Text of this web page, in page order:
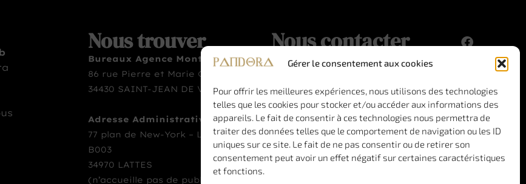
Gérer le consentement aux cookies
Pour offrir les meilleures expériences, nous utilisons des technologies
telles que les cookies pour stocker et/ou accéder aux informations des
appareils. Le fait de consentir à ces technologies nous permettra de
traiter des données telles que le comportement de navigation ou les ID
uniques sur ce site. Le fait de ne pas consentir ou de retirer son
consentement peut avoir un effet négatif sur certaines caractéristiques
et fonctions.
Nous trouver
Bureaux Agence Montpellier
86 rue Pierre et Marie Curie
34430 SAINT-JEAN DE VÉDAS
Adresse Administrative
77 plan de New-York – La Movida –
B003
34970 LATTES
(n’accueille pas de public)
Nous contacter
+33(0)6 29 75 18 85